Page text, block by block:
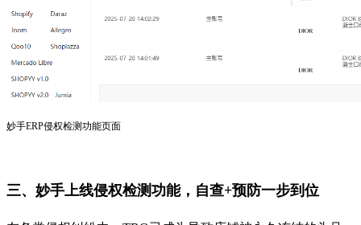
妙手ERP侵权检测功能页面
三、妙手上线侵权检测功能， 自查+预防一步到位